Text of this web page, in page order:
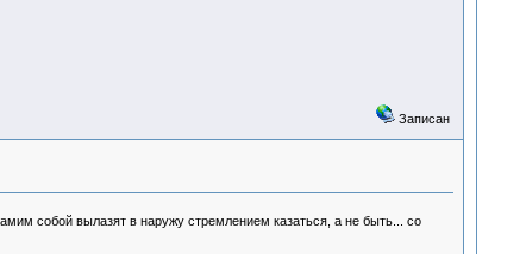
Записан
собой вылазят в наружу стремлением казаться, а не быть... со